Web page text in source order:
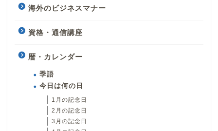
海外のビジネスマナー
資格・通信講座
暦・カレンダー
季語
今日は何の日
1月の記念日
2月の記念日
3月の記念日